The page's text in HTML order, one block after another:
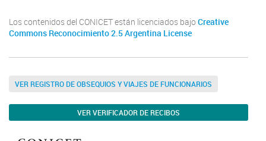
Los contenidos del CONICET están licenciados bajo Creative
Commons Reconocimiento 2.5 Argentina License
VER REGISTRO DE OBSEQUIOS Y VIAJES DE FUNCIONARIOS
VER VERIFICADOR DE RECIBOS